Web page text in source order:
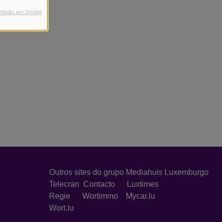
por Orejime
Outros sites do grupo Mediahuis Luxemburgo
Telecran Contacto
Luxtimes
Regie Wortimmo
Mycar.lu
Wort.lu